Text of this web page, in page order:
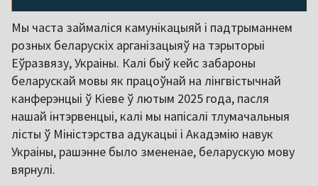
Мы часта займаліся камунікацыяй і падтрыманнем
розных беларускіх арганізацыяў на тэрыторыі
Еўразвязу, Украіны. Калі быў кейс забароны
беларускай мовы як працоўнай на лінгвістычнай
канферэнцыі ў Кіеве ў лютым 2025 года, пасля
нашай інтэрвенцыі, калі мы напісалі тлумачальныя
лісты ў Міністэрства адукацыі і Акадэмію навук
Украіны, рашэнне было змененае, беларускую мову
вярнулі.